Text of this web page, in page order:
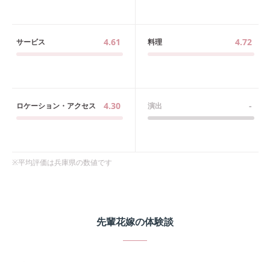
サービス 4.61 料理 4.72
ロケーション・アクセス 4.30 演出 -
※平均評価は兵庫県の数値です
先輩花嫁の体験談